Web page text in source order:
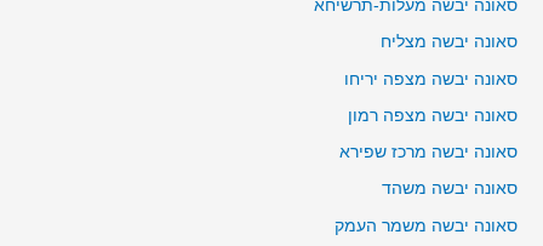
סאונה יבשה מעלות-תרשיחא
סאונה יבשה מצליח
סאונה יבשה מצפה יריחו
סאונה יבשה מצפה רמון
סאונה יבשה מרכז שפירא
סאונה יבשה משהד
סאונה יבשה משמר העמק